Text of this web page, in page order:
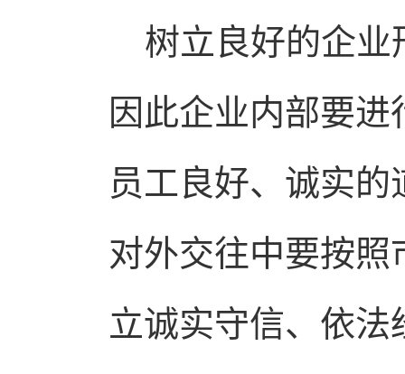
树立良好的企业
因此企业内部要
员工良好、诚实
对外交往中要按
立诚实守信、依